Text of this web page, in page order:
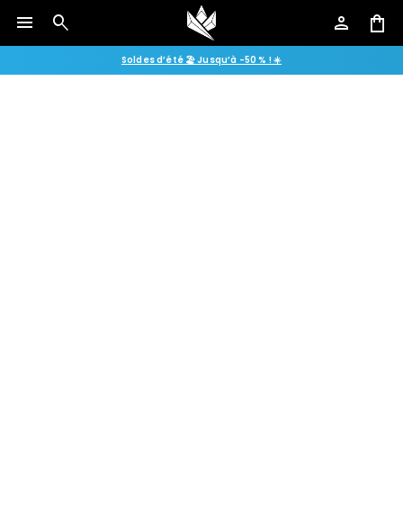
menu search person shopping_bag
Soldes d’été 🏖️ Jusqu’à -50 % ! ☀️